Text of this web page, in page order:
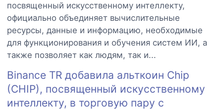
посвященный искусственному интеллекту,
официально объединяет вычислительные
ресурсы, данные и информацию, необходимые
для функционирования и обучения систем ИИ, а
также позволяет как людям, так и...
Binance TR добавила альткоин Chip
(CHIP), посвященный искусственному
интеллекту, в торговую пару с